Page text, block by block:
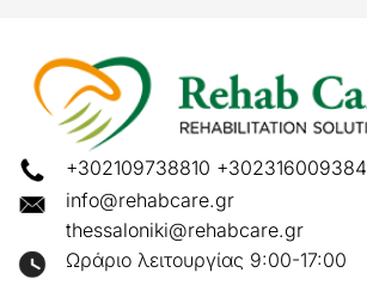
+302109738810 +302316009384
info@rehabcare.gr
thessaloniki@rehabcare.gr
Ωράριο λειτουργίας 9:00-17:00